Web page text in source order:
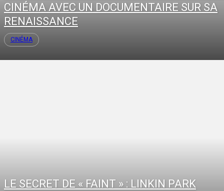
CINÉMA AVEC UN DOCUMENTAIRE SUR SA
RENAISSANCE
CINÉMA
LE SECRET DE « FAINT » : LINKIN PARK